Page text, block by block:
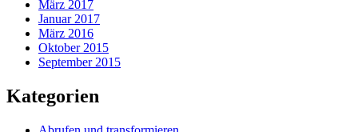
März 2017
Januar 2017
März 2016
Oktober 2015
September 2015
Kategorien